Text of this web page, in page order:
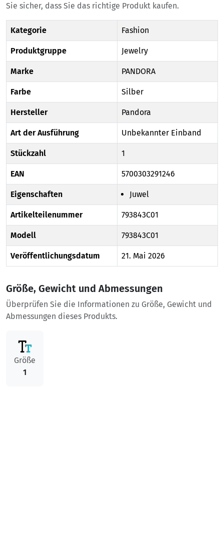
Sie sicher, dass Sie das richtige Produkt kaufen.
Kategorie Fashion
Produktgruppe Jewelry
Marke PANDORA
Farbe Silber
Hersteller Pandora
Art der Ausführung Unbekannter Einband
Stückzahl 1
EAN 5700303291246
Eigenschaften Juwel
Artikelteilenummer 793843C01
Modell 793843C01
Veröffentlichungsdatum 21. Mai 2026
Größe, Gewicht und Abmessungen
Überprüfen Sie die Informationen zu Größe, Gewicht und
Abmessungen dieses Produkts.
Größe
1